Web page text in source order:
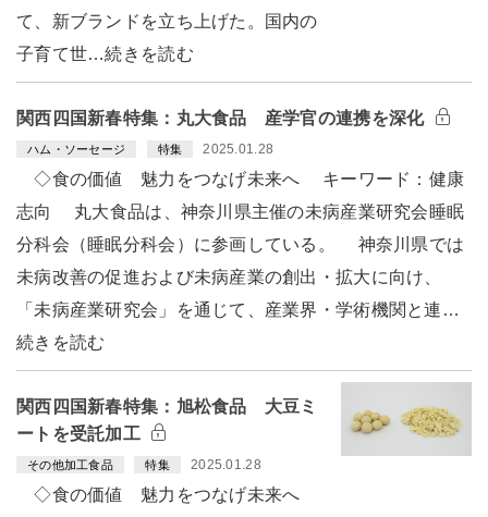
て、新ブランドを立ち上げた。国内の
子育て世…続きを読む
関西四国新春特集：丸大食品 産学官の連携を深化
ハム・ソーセージ 特集 2025.01.28
◇食の価値 魅力をつなげ未来へ キーワード：健康
志向 丸大食品は、神奈川県主催の未病産業研究会睡眠
分科会（睡眠分科会）に参画している。 神奈川県では
未病改善の促進および未病産業の創出・拡大に向け、
「未病産業研究会」を通じて、産業界・学術機関と連…
続きを読む
関西四国新春特集：旭松食品 大豆ミ
ートを受託加工
その他加工食品 特集 2025.01.28
◇食の価値 魅力をつなげ未来へ